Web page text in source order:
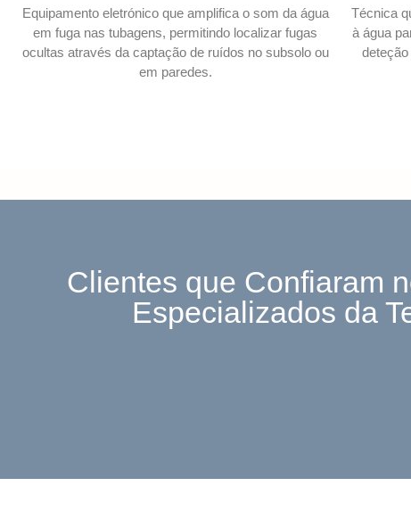
Equipamento eletrónico que amplifica o som da água
em fuga nas tubagens, permitindo localizar fugas
ocultas através da captação de ruídos no subsolo ou
em paredes.
Técnica
à água
Clientes que Confiaram
Especializados da